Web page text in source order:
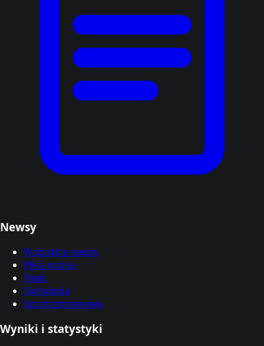
Newsy
Wszystkie newsy
Piłka nożna
Tenis
Siatkówka
Sporty motorowe
Wyniki i statystyki